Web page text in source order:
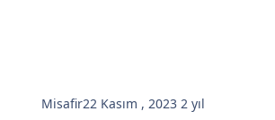
Misafir22 Kasım , 20232 yıl